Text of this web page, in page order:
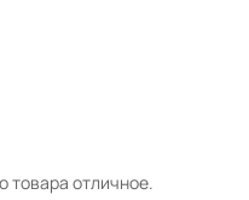
товара отличное.